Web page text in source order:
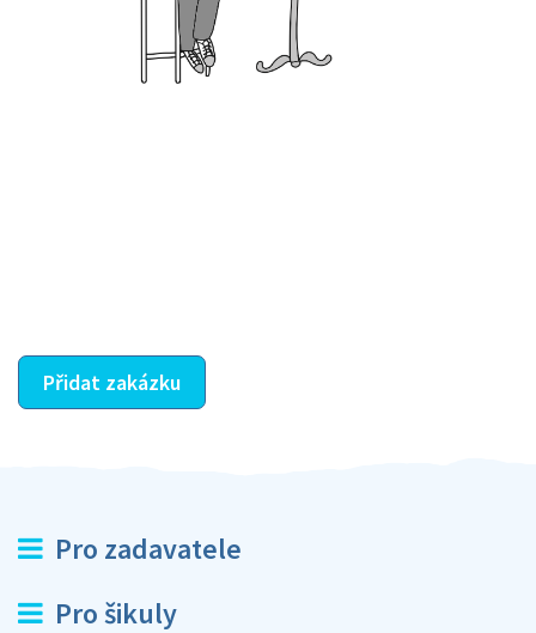
Přidat zakázku
Pro zadavatele
Pro šikuly